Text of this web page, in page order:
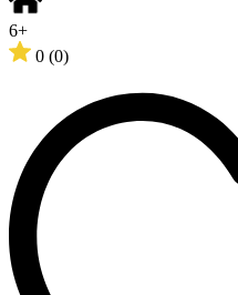
6+
0 (0)